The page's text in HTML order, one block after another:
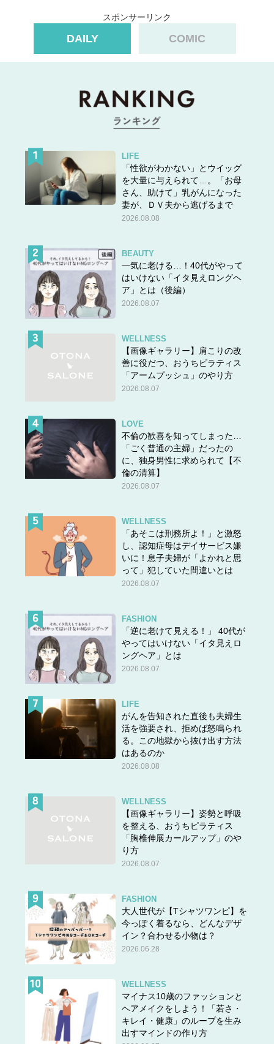
スポンサーリンク
DAILY COMIC
LIFE
「性欲がわかない」とウイッグ
を大量に与えられて…。「お母
さん、助けて」乳がんになった
妻が、ＤＶ夫から逃げるまで
2026.08.08
BEAUTY
一気に老ける…！40代がやって
はいけない「イタ見えロングヘ
ア」とは（後編）
2026.08.07
WELLNESS
【画像ギャラリー】肩こりの改
善に役だつ、おうちピラティス
「アームプッシュ」のやり方
2026.08.07
LOVE
不倫の歓喜を知ってしまった…
「ごく普通の主婦」だったの
に、独身男性に求められて【不
倫の清算】
2026.08.07
WELLNESS
「あそこは刑務所よ！」と激怒
し、認知症母はデイサービス嫌
いに！息子夫婦が「よかれと思
って」犯していた間違いとは
2026.08.07
FASHION
「逆に老けて見える！」 40代が
やってはいけない「イタ見えロ
ングヘア」とは
2026.08.07
LIFE
がんを告知された直後も夫婦生
活を強要され、拒めば怒鳴られ
る。この地獄から抜け出す方法
はあるのか
2026.08.08
WELLNESS
【画像ギャラリー】姿勢と呼吸
を整える、おうちピラティス
「胸椎伸展カールアップ」のや
り方
2026.08.07
FASHION
大人世代が【Tシャツワンピ】を
今っぽく着るなら、どんなデザ
イン？合わせる小物は？
2026.06.28
WELLNESS
マイナス10歳のファッションと
ヘアメイクをしよう！「若さ・
キレイ・健康」のループを生み
出すマインドの作り方